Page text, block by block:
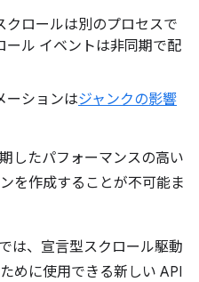
クロールは別のプロセスで
ール イベントは非同期で配
ーションはジャンクの影響
したパフォーマンスの高い
を作成することが不可能ま
は、宣言型スクロール駆動
めに使用できる新しい API